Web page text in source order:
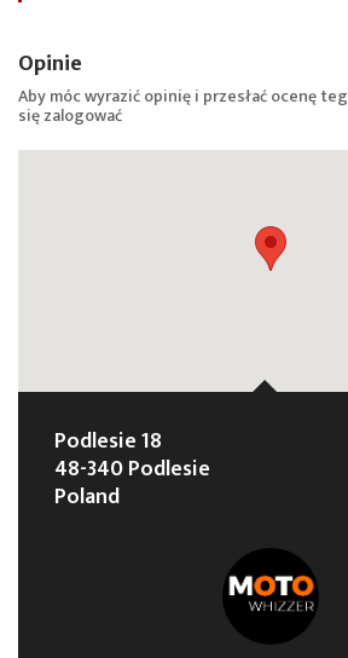
Opinie
Aby móc wyrazić opinię i przesłać ocenę
sięzalogować
Podlesie 18
48-340 Podlesie
Poland